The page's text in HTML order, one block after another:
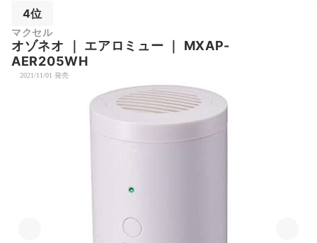
4位
マクセル
オゾネオ ｜ エアロミュー ｜ MXAP-
AER205WH
2021/11/01 発売